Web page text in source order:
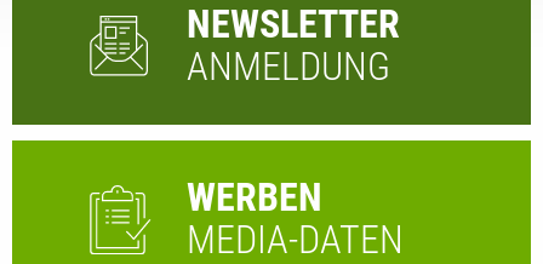
NEWSLETTER
ANMELDUNG
WERBEN
MEDIA-DATEN